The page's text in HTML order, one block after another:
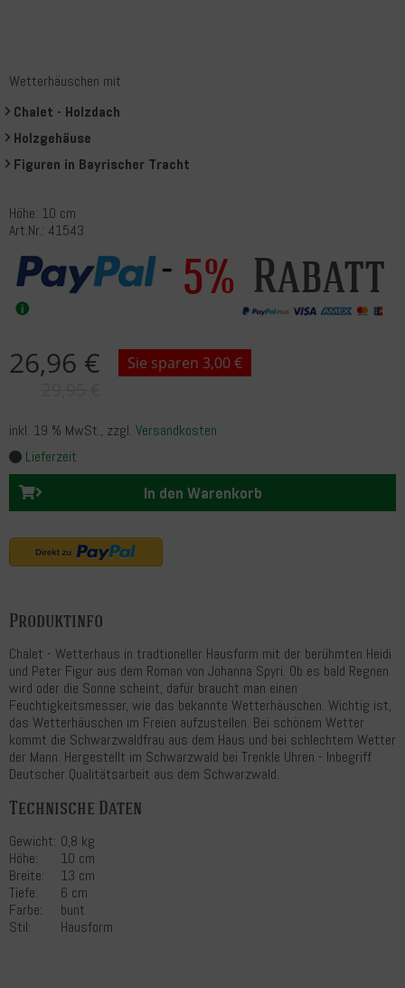
Wetterhäuschen mit
Chalet - Holzdach
Holzgehäuse
Figuren in Bayrischer Tracht
Höhe: 10 cm
Art.Nr.: 41543
5% Rabatt
26,96 € Sie sparen 3,00 €
inkl. 19 % MwSt., zzgl. Versandkosten
Lieferzeit
In den Warenkorb
Produktinfo
Chalet - Wetterhaus in tradtioneller Hausform mit der berühmten Heidi
und Peter Figur aus dem Roman von Johanna Spyri. Ob es bald Regnen
wird oder die Sonne scheint, dafür braucht man einen
Feuchtigkeitsmesser, wie das bekannte Wetterhäuschen. Wichtig ist,
das Wetterhäuschen im Freien aufzustellen. Bei schönem Wetter
kommt die Schwarzwaldfrau aus dem Haus und bei schlechtem Wetter
der Mann. Hergestellt im Schwarzwald bei Trenkle Uhren - Inbegriff
Deutscher Qualitätsarbeit aus dem Schwarzwald.
Technische Daten
Gewicht: 0,8 kg
Höhe:
10 cm
Breite:
13 cm
Tiefe:
6 cm
Farbe:
bunt
Stil:
Hausform